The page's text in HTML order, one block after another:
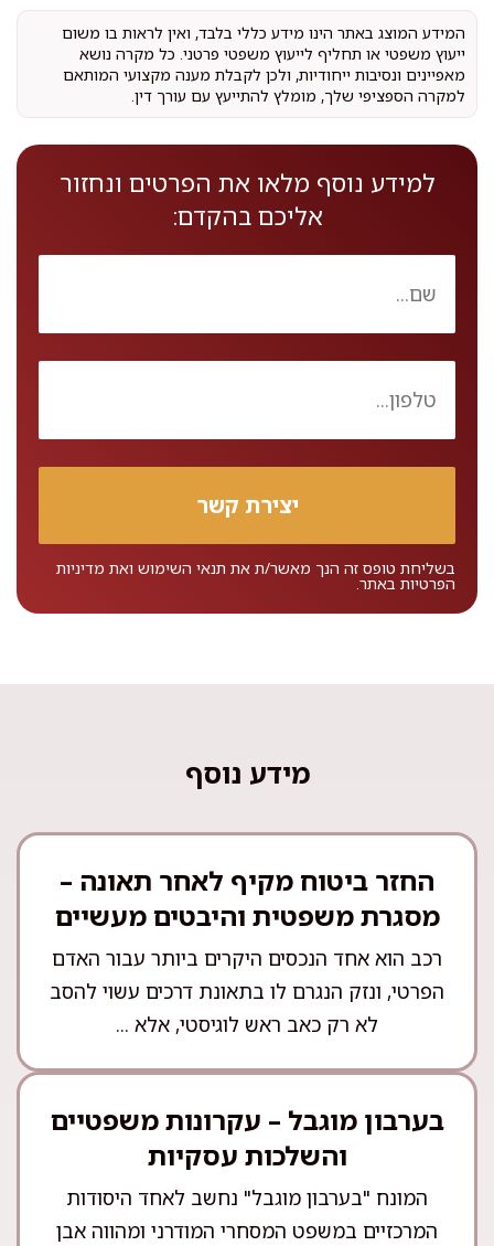
המידע המוצג באתר הינו מידע כללי בלבד, ואין לראות בו משום
ייעוץ משפטי או תחליף לייעוץ משפטי פרטני. כל מקרה נושא
מאפיינים ונסיבות ייחודיות, ולכן לקבלת מענה מקצועי המותאם
למקרה הספציפי שלך, מומלץ להתייעץ עם עורך דין.
למידע נוסף מלאו את הפרטים ונחזור
אליכם בהקדם:
בשליחת טופס זה הנך מאשר/ת את תנאי השימוש ואת מדיניות
הפרטיות באתר.
מידע נוסף
החזר ביטוח מקיף לאחר תאונה –
מסגרת משפטית והיבטים מעשיים
רכב הוא אחד הנכסים היקרים ביותר עבור האדם
הפרטי, ונזק הנגרם לו בתאונת דרכים עשוי להסב
לא רק כאב ראש לוגיסטי, אלא ...
בערבון מוגבל – עקרונות משפטיים
והשלכות עסקיות
המונח "בערבון מוגבל" נחשב לאחד היסודות
המרכזיים במשפט המסחרי המודרני ומהווה אבן